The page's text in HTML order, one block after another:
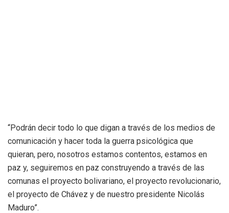
“Podrán decir todo lo que digan a través de los medios de
comunicación y hacer toda la guerra psicológica que
quieran, pero, nosotros estamos contentos, estamos en
paz y, seguiremos en paz construyendo a través de las
comunas el proyecto bolivariano, el proyecto revolucionario,
el proyecto de Chávez y de nuestro presidente Nicolás
Maduro”.